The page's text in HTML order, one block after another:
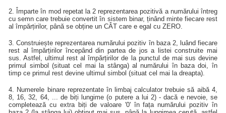
2. Împarte în mod repetat la 2 reprezentarea pozitivă a numărului întreg
cu semn care trebuie convertit în sistem binar, ținând minte fiecare rest
al împărțirilor, până se obține un CÂT care e egal cu ZERO.
3. Construiește reprezentarea numărului pozitiv în baza 2, luând fiecare
rest al împărțirilor începând din partea de jos a listei construite mai
sus. Astfel, ultimul rest al împărțirilor de la punctul de mai sus devine
primul simbol (situat cel mai la stânga) al numărului în baza doi, în
timp ce primul rest devine ultimul simbol (situat cel mai la dreapta).
4. Numerele binare reprezentate în limbaj calculator trebuie să aibă 4,
8, 16, 32, 64, ... de biți lungime (o putere a lui 2) - dacă e nevoie, se
completează cu extra biți de valoare '0' în fața numărului pozitiv în